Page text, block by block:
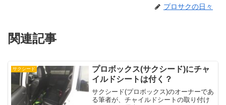
プロサクの日々
関連記事
サクシード
プロボックス(サクシード)にチャ
イルドシートは付く？
サクシード(プロボックス)のオーナーであ
る筆者が、チャイルドシートの取り付け